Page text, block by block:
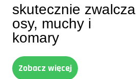
skutecznie zwalcza
osy, muchy i
komary
Zobacz więcej